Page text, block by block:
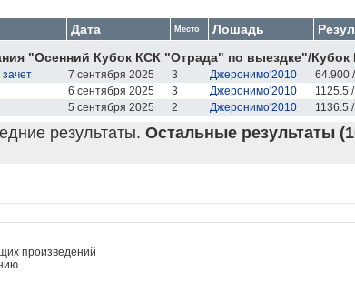
Дата Место Лошадь
"Осенний Кубок КСК "Отрада" по выездке"/
7 сентября 2025 3 Джеронимо'2010 64.900
6 сентября 2025 3 Джеронимо'2010 1125.5
5 сентября 2025 2 Джеронимо'2010 1136.5
результаты. Остальные результаты
произведений